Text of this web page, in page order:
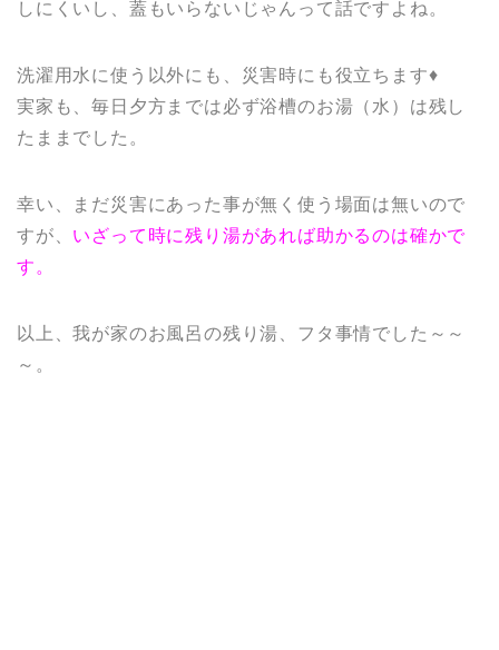
しにくいし、蓋もいらないじゃんって話ですよね。
洗濯用水に使う以外にも、災害時にも役立ちます♦
実家も、毎日夕方までは必ず浴槽のお湯（水）は残し
たままでした。
幸い、まだ災害にあった事が無く使う場面は無いので
すが、 いざって時に残り湯があれば助かるのは確かで
す。
以上、我が家のお風呂の残り湯、フタ事情でした～～
～。